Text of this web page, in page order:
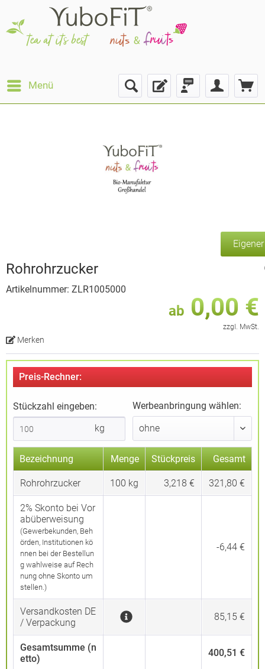
Menü
Rohrohrzucker
Artikelnummer: ZLR1005000
ab 0,00 €
zzgl. MwSt.
Merken
Preis-Rechner:
Stückzahl eingeben:
kg
Werbeanbringung wählen:
Bezeichnung Menge Stückpreis Gesamt
Rohrohrzucker 100 kg 3,218 € 321,80 €
2% Skonto bei Vor
abüberweisung
(Gewerbekunden, Beh
örden, Institutionen kö
nnen bei der Bestellun
g wahlweise auf Rech
nung ohne Skonto um
stellen.)
-6,44 €
Versandkosten DE
/ Verpackung
85,15 €
Gesamtsumme (n
etto)
400,51 €